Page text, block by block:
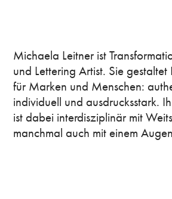
Michaela Leitner ist
und Lettering Artist. Sie gestaltet
für Marken und Menschen:
individuell und ausdrucksstark.
ist dabei interdisziplinär mit
manchmal auch mit einem